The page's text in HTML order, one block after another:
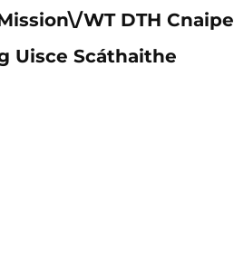
WT DTH Cnaipe
Uisce Scáthaithe